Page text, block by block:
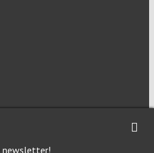
newsletter!